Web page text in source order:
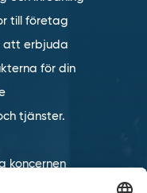
till företag
att erbjuda
för din
tjänster.
koncernen